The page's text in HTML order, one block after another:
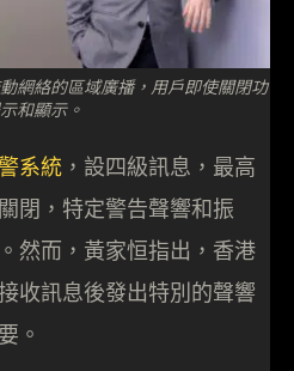
網絡的區域廣播，用戶即使關閉功
和顯示。
系統 ，設四級訊息，最高
閉，特定警告聲響和振
然而，黃家恒指出，香港
收訊息後發出特別的聲響
。